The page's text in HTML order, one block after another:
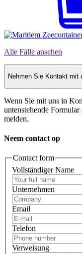
Alle Fälle ansehen
Nehmen Sie Kontakt mit
Wenn Sie mit uns in
untenstehende
melden.
Neem contact op
Contact form
Vollständiger Name
Unternehmen
Email
Telefon
Verweisung